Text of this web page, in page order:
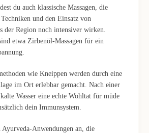
du auch klassische Massagen, die
und den Einsatz von
der Region noch intensiver wirken.
etwa Zirbenöl-Massagen für ein
wie Kneippen werden durch eine
im Ort erlebbar gemacht. Nach einer
Wasser eine echte Wohltat für müde
dein Immunsystem.
Anwendungen an, die